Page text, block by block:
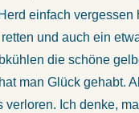
einfach
und auch ein
die schöne
man Glück gehabt.
verloren. Ich denke,